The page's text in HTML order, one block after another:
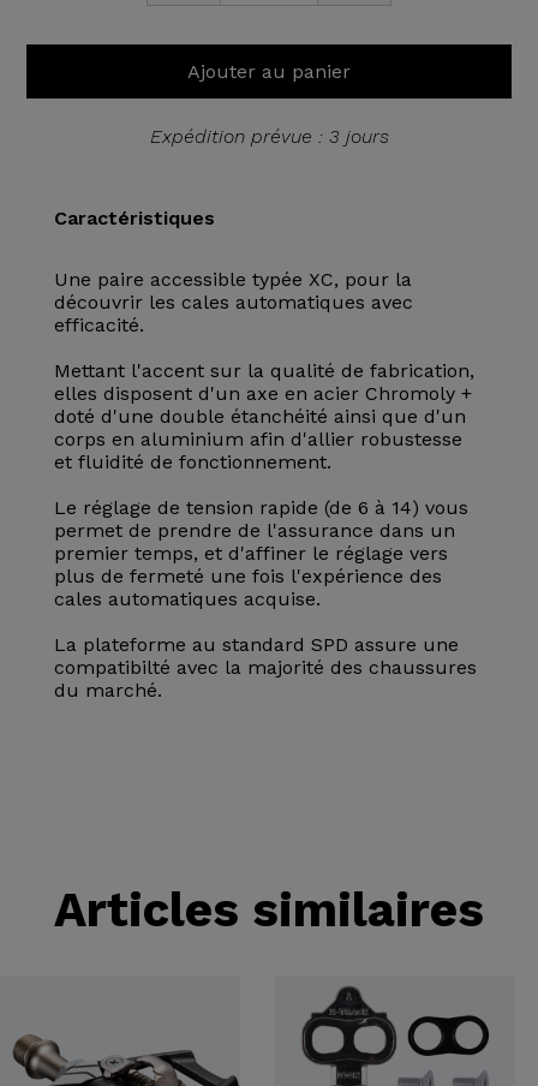
Ajouter au panier
Expédition prévue : 3 jours
Caractéristiques
Une paire accessible typée XC, pour la
découvrir les cales automatiques avec
efficacité.
Mettant l'accent sur la qualité de fabrication,
elles disposent d'un axe en acier Chromoly +
doté d'une double étanchéité ainsi que d'un
corps en aluminium afin d'allier robustesse
et fluidité de fonctionnement.
Le réglage de tension rapide (de 6 à 14) vous
permet de prendre de l'assurance dans un
premier temps, et d'affiner le réglage vers
plus de fermeté une fois l'expérience des
cales automatiques acquise.
La plateforme au standard SPD assure une
compatibilté avec la majorité des chaussures
du marché.
Articles similaires